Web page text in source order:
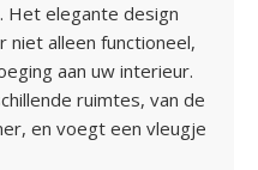
Het elegante design
alleen functioneel,
aan uw interieur.
ruimtes, van de
en voegt een vleugje